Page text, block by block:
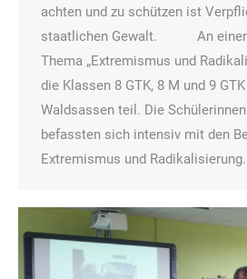
achten und zu schützen ist
staatlichen Gewalt. An einem
Thema „Extremismus und
die Klassen 8 GTK, 8 M und 9
Waldsassen teil. Die
befassten sich intensiv mit den
Extremismus und